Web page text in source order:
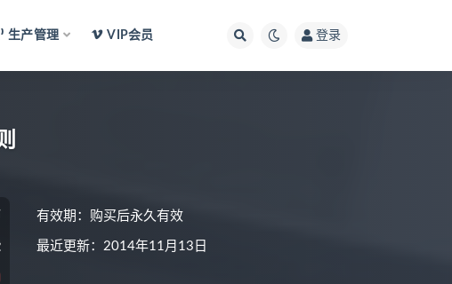
生产管理 VIP会员 登录
有效期：购买后永久有效
最近更新：2014年11月13日